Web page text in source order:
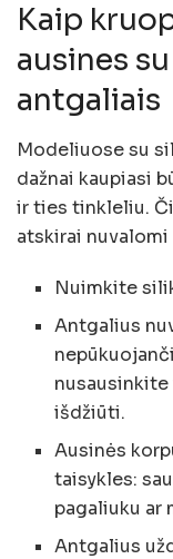
Kaip
ausines
antgaliais
Modeliuose su
dažnai kaupiasi
ir ties tinkleliu.
atskirai
Nuimkite
Antgalius
išdžiūti.
Ausinės
taisykles:
pagaliuku ar
Antgalius